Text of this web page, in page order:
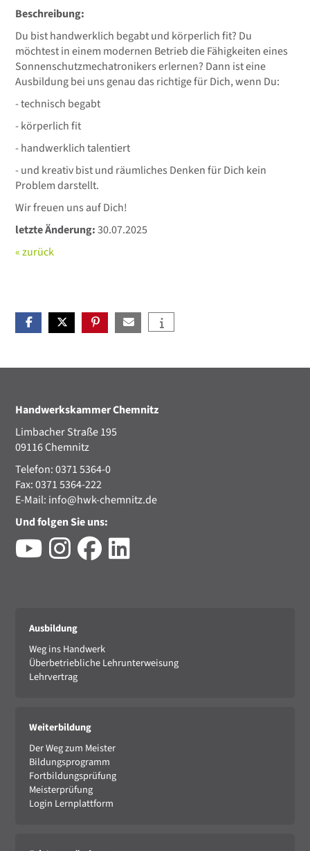
Beschreibung:
Du bist handwerklich begabt und körperlich fit? Du
möchtest in einem modernen Betrieb die Fähigkeiten eines
Sonnenschutzmechatronikers erlernen? Dann ist eine
Ausbildung bei uns genau das richtige für Dich, wenn Du:
- technisch begabt
- körperlich fit
- handwerklich talentiert
- und kreativ bist und räumliches Denken für Dich kein
Problem darstellt.
Wir freuen uns auf Dich!
letzte Änderung:30.07.2025
« zurück
Handwerkskammer Chemnitz
Limbacher Straße 195
09116 Chemnitz
Telefon: 0371 5364-0
Fax: 0371 5364-222
E-Mail: info@hwk-chemnitz.de
Und folgen Sie uns:
Ausbildung
Weg ins Handwerk
Überbetriebliche Lehrunterweisung
Lehrvertrag
Weiterbildung
Der Weg zum Meister
Bildungsprogramm
Fortbildungsprüfung
Meisterprüfung
Login Lernplattform